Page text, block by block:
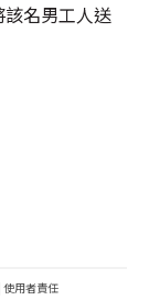
名男工人送
使用者責任